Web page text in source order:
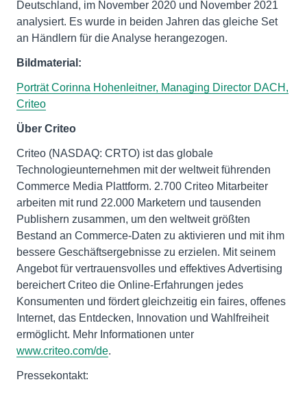
Deutschland, im November 2020 und November 2021
analysiert. Es wurde in beiden Jahren das gleiche Set
an Händlern für die Analyse herangezogen.
Bildmaterial:
Porträt Corinna Hohenleitner, Managing Director DACH,
Criteo
Über Criteo
Criteo (NASDAQ: CRTO) ist das globale
Technologieunternehmen mit der weltweit führenden
Commerce Media Plattform. 2.700 Criteo Mitarbeiter
arbeiten mit rund 22.000 Marketern und tausenden
Publishern zusammen, um den weltweit größten
Bestand an Commerce-Daten zu aktivieren und mit ihm
bessere Geschäftsergebnisse zu erzielen. Mit seinem
Angebot für vertrauensvolles und effektives Advertising
bereichert Criteo die Online-Erfahrungen jedes
Konsumenten und fördert gleichzeitig ein faires, offenes
Internet, das Entdecken, Innovation und Wahlfreiheit
ermöglicht. Mehr Informationen unter
www.criteo.com/de.
Pressekontakt: